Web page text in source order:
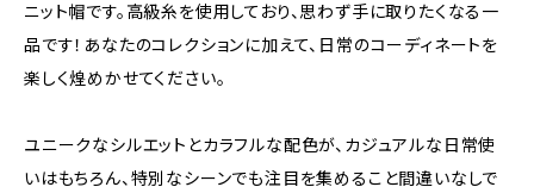
ニット帽です。高級糸を使用しており、思わず手に取りたくなる一
品です！あなたのコレクションに加えて、日常のコーディネートを
楽しく煌めかせてください。
ユニークなシルエットとカラフルな配色が、カジュアルな日常使
いはもちろん、特別なシーンでも注目を集めること間違いなしで